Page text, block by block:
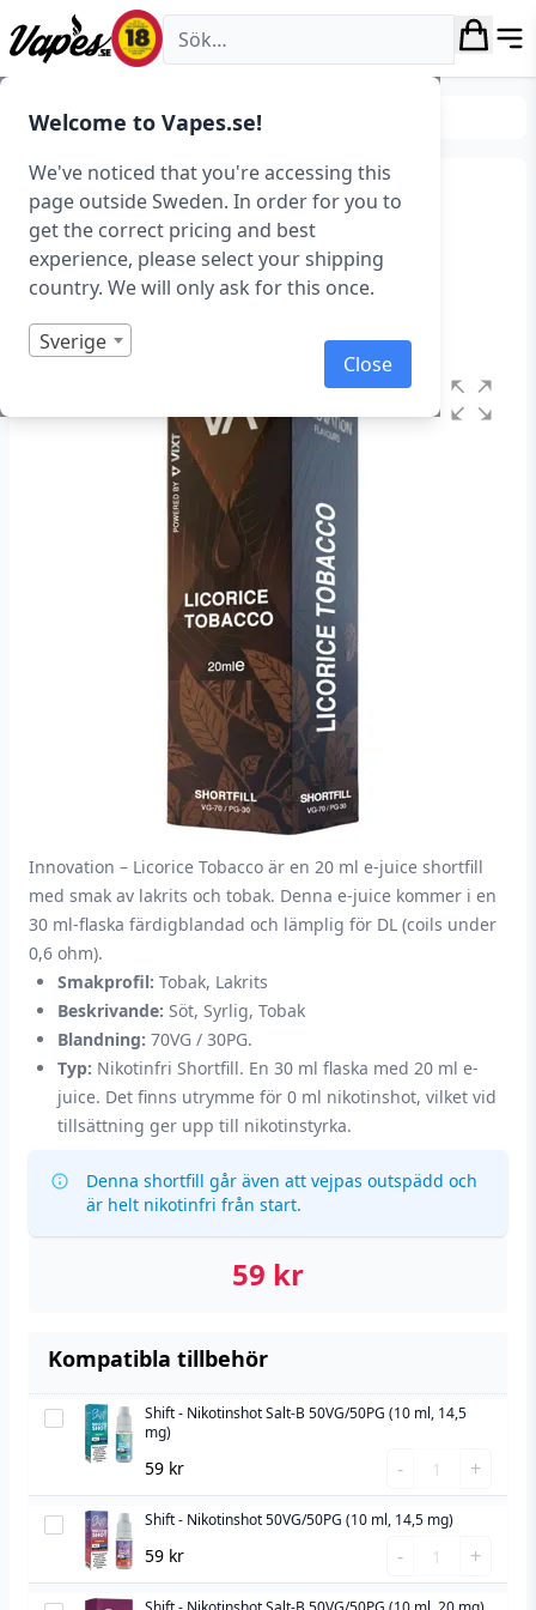
Welcome to Vapes.se!
We've noticed that you're accessing this
page outside Sweden. In order for you to
get the correct pricing and best
experience, please select your shipping
country. We will only ask for this once.
Sverige
Close
Vapes.se
E-juice Smaker Tobak
Innovation – Licorice
Tobacco (20 ml, Shortfill)
Art.nr: 43076
I lager
Innovation – Licorice Tobacco är en 20 ml e-juice shortfill
med smak av lakrits och tobak. Denna e-juice kommer i en
30 ml-flaska färdigblandad och lämplig för DL (coils under
0,6 ohm).
Smakprofil: Tobak, Lakrits
Beskrivande: Söt, Syrlig, Tobak
Blandning: 70VG / 30PG.
Typ: Nikotinfri Shortfill. En 30 ml flaska med 20 ml e-
juice. Det finns utrymme för 0 ml nikotinshot, vilket vid
tillsättning ger upp till nikotinstyrka.
Denna shortfill går även att vejpas outspädd och
är helt nikotinfri från start.
59 kr
Kompatibla tillbehör
Shift
Nikotinshot
Salt-
B
50VG/50PG
(10
Shift - Nikotinshot Salt-B 50VG/50PG (10 ml, 14,5
mg)
59 kr -
Shift
-
Nikotinshot
Salt-
B
+
Shift
Nikotinshot
Shift - Nikotinshot 50VG/50PG (10 ml, 14,5 mg)
59 kr -
Shift
-
+